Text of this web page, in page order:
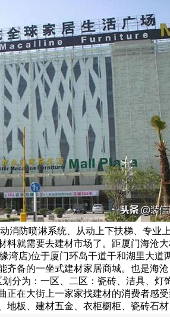
消防喷淋系统、从动上下扶梯、专
料就需要去建材市场了。距厦门海沧
湾店)位于厦门环岛干道干和湖里大
齐备的一坐式建材家居商城。也是海
分为：一区、二区：瓷砖、洁具、
正在大街上一家家找建材的消费者感
地板、建材五金、衣柜橱柜、瓷砖石